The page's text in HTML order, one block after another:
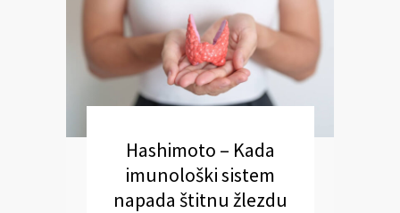
Hashimoto – Kada
imunološki sistem
napada štitnu žlezdu